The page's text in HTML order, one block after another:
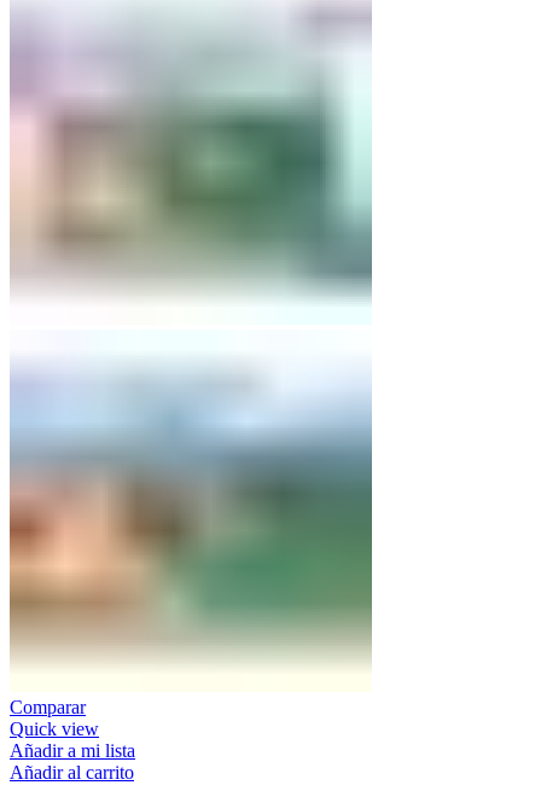
Comparar
Quick view
Añadir a mi lista
Añadir al carrito